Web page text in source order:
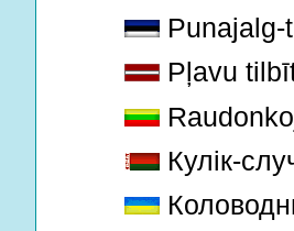
Punajalg-
Pļavu
Кулік-